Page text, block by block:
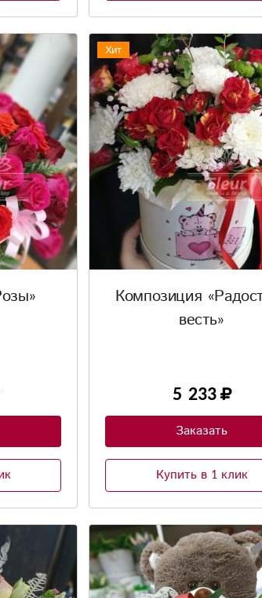
Хит
Композиция
весть»
5 233
Заказать
Купить в 1 клик